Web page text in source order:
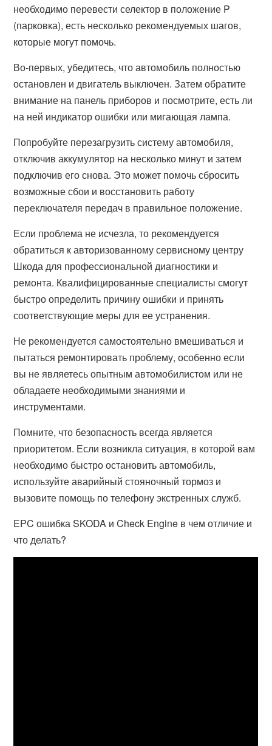
необходимо перевести селектор в положение P
(парковка), есть несколько рекомендуемых шагов,
которые могут помочь.
Во-первых, убедитесь, что автомобиль полностью
остановлен и двигатель выключен. Затем обратите
внимание на панель приборов и посмотрите, есть ли
на ней индикатор ошибки или мигающая лампа.
Попробуйте перезагрузить систему автомобиля,
отключив аккумулятор на несколько минут и затем
подключив его снова. Это может помочь сбросить
возможные сбои и восстановить работу
переключателя передач в правильное положение.
Если проблема не исчезла, то рекомендуется
обратиться к авторизованному сервисному центру
Шкода для профессиональной диагностики и
ремонта. Квалифицированные специалисты смогут
быстро определить причину ошибки и принять
соответствующие меры для ее устранения.
Не рекомендуется самостоятельно вмешиваться и
пытаться ремонтировать проблему, особенно если
вы не являетесь опытным автомобилистом или не
обладаете необходимыми знаниями и
инструментами.
Помните, что безопасность всегда является
приоритетом. Если возникла ситуация, в которой вам
необходимо быстро остановить автомобиль,
используйте аварийный стояночный тормоз и
вызовите помощь по телефону экстренных служб.
EPC ошибка SKODA и Check Engine в чем отличие и
что делать?